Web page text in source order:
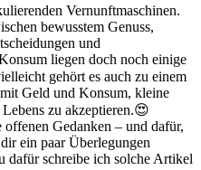
Vernunftmaschinen.
bewusstem Genuss,
und
liegen doch noch einige
gehört es auch zu einem
Geld und Konsum, kleine
zu akzeptieren.😍
Gedanken – und dafür,
ein paar Überlegungen
dafür schreibe ich solche Artikel